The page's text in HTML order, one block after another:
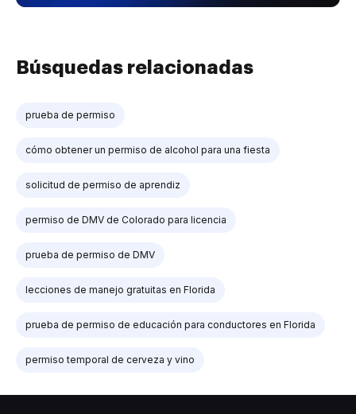
Búsquedas relacionadas
prueba de permiso
cómo obtener un permiso de alcohol para una fiesta
solicitud de permiso de aprendiz
permiso de DMV de Colorado para licencia
prueba de permiso de DMV
lecciones de manejo gratuitas en Florida
prueba de permiso de educación para conductores en Florida
permiso temporal de cerveza y vino